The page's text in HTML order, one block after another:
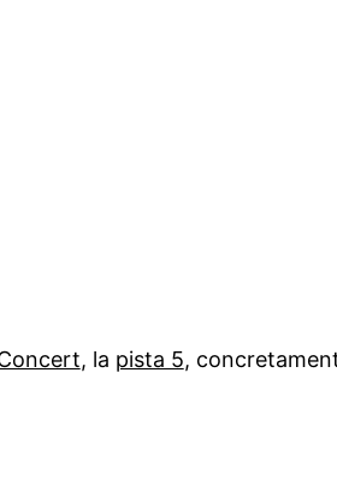
, la pista 5,